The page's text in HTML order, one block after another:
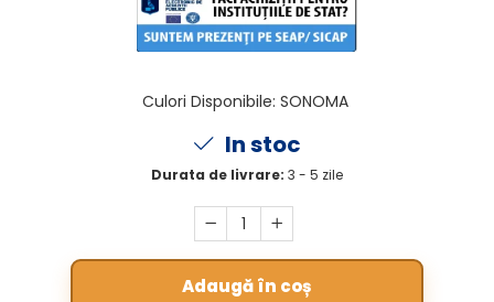
Culori Disponibile: SONOMA
In stoc
Durata de livrare: 3 - 5 zile
Adaugă în coș